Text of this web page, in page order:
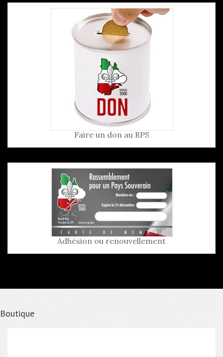
Faire un don au RPS
Adhésion ou renouvellement
Boutique